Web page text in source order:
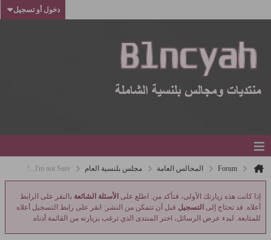
دخول أو تسجيل
Forum المجالس العامة مجلس بلنسية العام I'm not Sure...!
إذا كانت هذه زيارتك الأولى، فتأكد من: اطلع على الأسئلة الشائعة بالنقر على الرابط
أعلاه. قد تحتاج إلى التسجيل قبل أن تتمكن من النشر: انقر على رابط التسجيل أعلاه
للمتابعة. لبدء عرض الرسائل، اختر المنتدى الذي ترغب بزيارته من القائمة أدناه.